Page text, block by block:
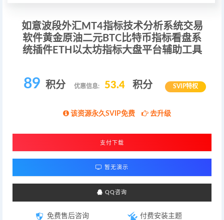
如意波段外汇MT4指标技术分析系统交易
软件黄金原油二元BTC比特币指标看盘系
统插件ETH以太坊指标大盘平台辅助工具
89 积分 优惠信息: 53.4 积分 SVIP特权
该资源永久SVIP免费 去升级
支付下载
暂无演示
QQ咨询
免费售后咨询 付费安装主题